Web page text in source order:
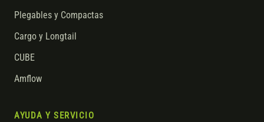
Plegables y Compactas
Cargo y Longtail
CUBE
Amflow
AYUDA Y SERVICIO